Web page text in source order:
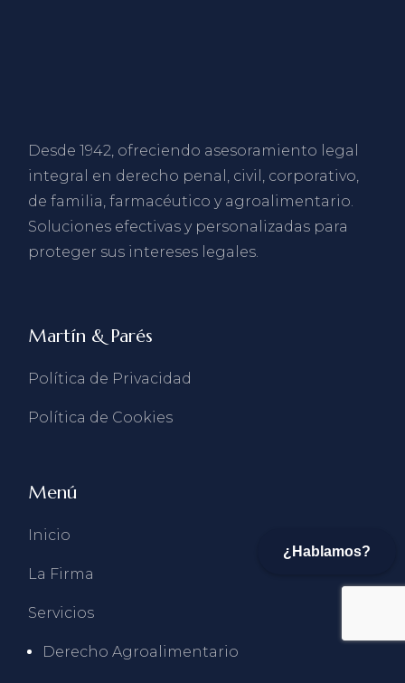
¿Hablamos?
Desde 1942, ofreciendo asesoramiento legal
integral en derecho penal, civil, corporativo,
de familia, farmacéutico y agroalimentario.
Soluciones efectivas y personalizadas para
proteger sus intereses legales.
Martín & Parés
Política de Privacidad
Política de Cookies
Menú
Inicio
La Firma
Servicios
Derecho Agroalimentario